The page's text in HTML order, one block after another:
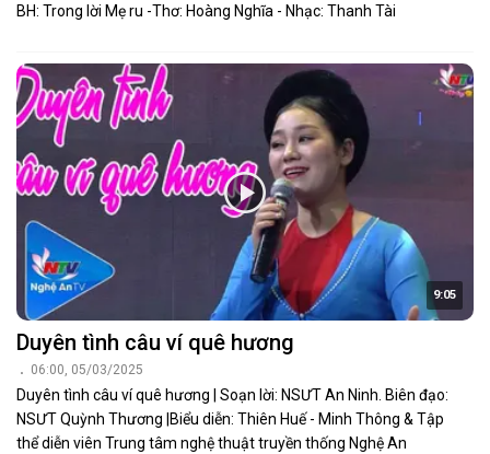
BH: Trong lời Mẹ ru -Thơ: Hoàng Nghĩa - Nhạc: Thanh Tài
9:05
Duyên tình câu ví quê hương
06:00, 05/03/2025
Duyên tình câu ví quê hương | Soạn lời: NSƯT An Ninh. Biên đạo:
NSƯT Quỳnh Thương |Biểu diễn: Thiên Huế - Minh Thông & Tập
thể diễn viên Trung tâm nghệ thuật truyền thống Nghệ An